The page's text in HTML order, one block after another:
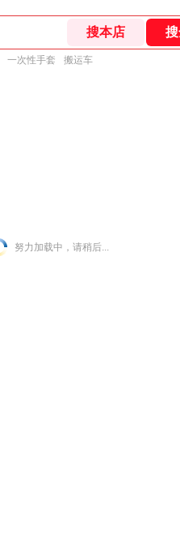
一次性手套 搬运车
努力加载中，请稍后...